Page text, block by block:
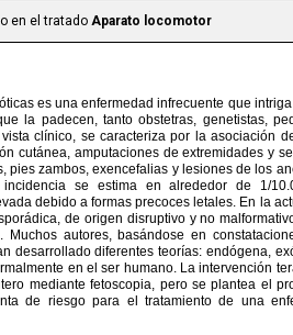
en el tratado Aparato locomotor
es una enfermedad infrecuente que
la padecen, tanto obstetras, genetistas,
clínico, se caracteriza por la asociación
cutánea, amputaciones de extremidades y
pies zambos, exencefalias y lesiones de los
se estima en alrededor de 1/
debido a formas precoces letales. En la
de origen disruptivo y no
Muchos autores, basándose en
desarrollado diferentes teorías: endógena,
en el ser humano. La intervención
mediante fetoscopia, pero se plantea el
de riesgo para el tratamiento de una